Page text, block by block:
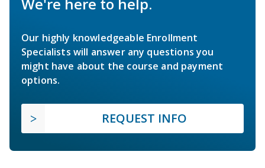
We're here to help.
Our highly knowledgeable Enrollment
Specialists will answer any questions you
might have about the course and payment
options.
REQUEST INFO